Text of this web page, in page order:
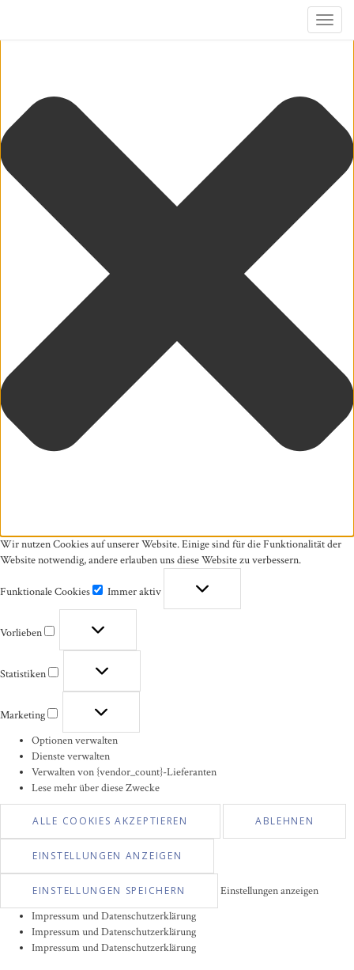
Wir nutzen Cookies auf unserer Website. Einige sind für die Funktionalität der
Website notwendig, andere erlauben uns diese Website zu verbessern.
Funktionale Cookies
Funktionale
Cookies
Immer aktiv
Vorlieben
Statistiken
Marketing
Optionen verwalten
Dienste verwalten
Verwalten von {vendor_count}-Lieferanten
Lese mehr über diese Zwecke
ALLE COOKIES AKZEPTIEREN ABLEHNEN
EINSTELLUNGEN ANZEIGEN
EINSTELLUNGEN SPEICHERN
Einstellungen anzeigen
Impressum und Datenschutzerklärung
Impressum und Datenschutzerklärung
Impressum und Datenschutzerklärung